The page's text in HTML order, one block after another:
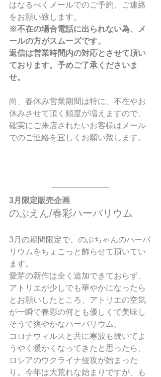
はなるべくメールでのご予約、ご連絡
をお願い致します。
※不在の場合電話に出られない為、メ
ールの方がスムーズです。
返信は営業時間内の対応とさせて頂い
ております。予めご了承くださいま
せ。
尚、春休み営業期間は特に、不在やお
休みさせて頂く頻度が増えますので、
確実にご来店されたいお客様はメール
でのご連絡を宜しくお願い致します。
3月限定販売企画
のぶえん/春彩ハーバリウム
3月の期間限定で、のぶちゃんのハーバ
リウムをちょこっと飾らせて頂いてい
ます。
愛芽の新作は全く追加できておらず、
アトリエが少しでも華やかになったら
とお願いしたところ、アトリエの空気
が一瞬で春彩の何とも優しくて美味し
そうで爽やかなハーバリウム。
コロナウィルスと共に寒波も続いてよ
うやく暖かくなってきたと思ったら、
ロシアのウクライナ侵攻が始まった
り。今年は大荒れな始まりですが、も